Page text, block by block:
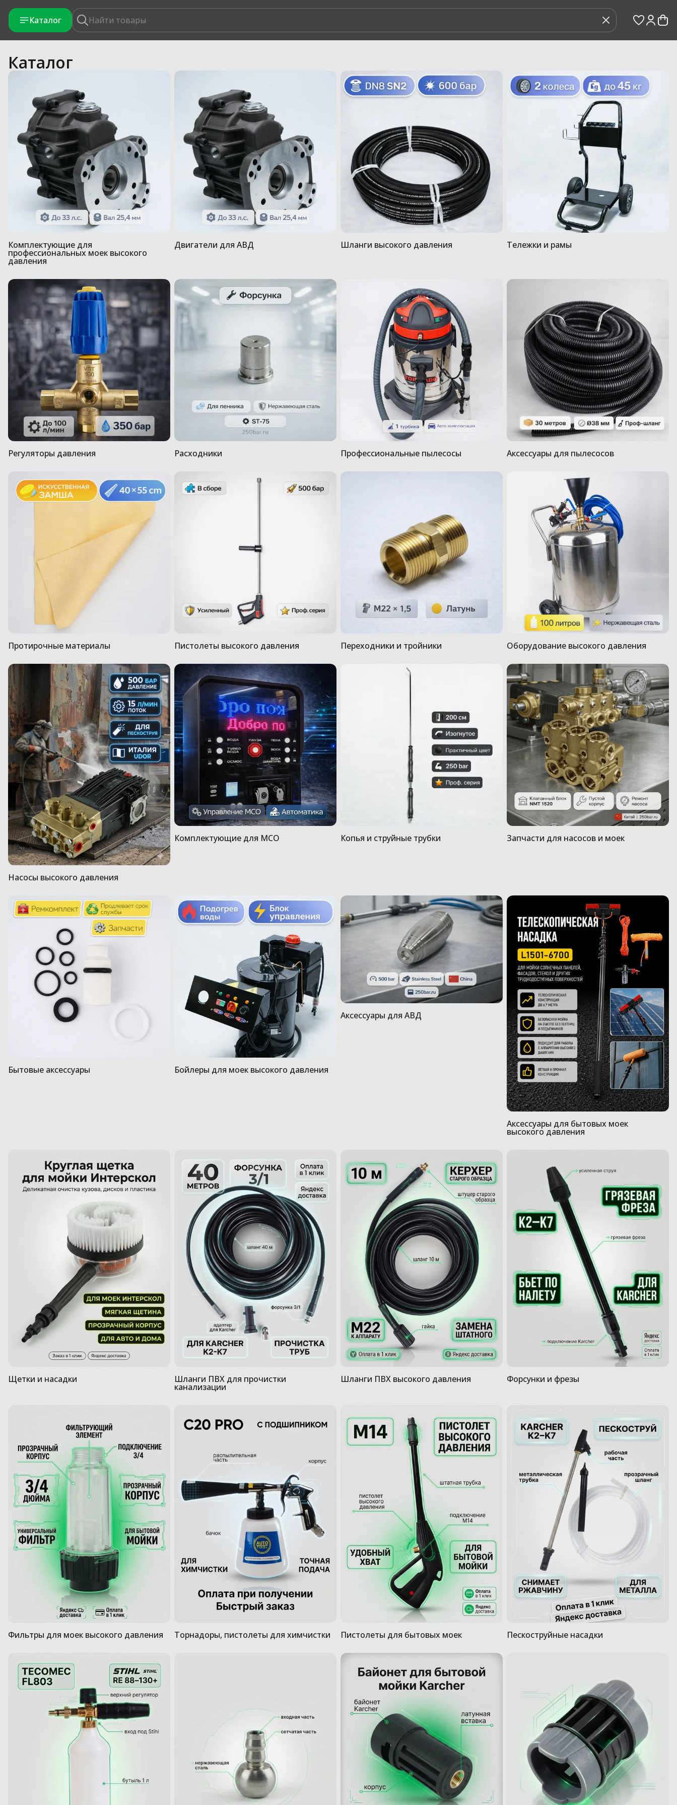
Каталог
Каталог
Комплектующие для
профессиональных моек высокого
давления
Двигатели для АВД Шланги высокого давления Тележки и рамы
Регуляторы давления Расходники Профессиональные пылесосы Аксессуары для пылесосов
Протирочные материалы Пистолеты высокого давления Переходники и тройники Оборудование высокого давления
Насосы высокого давления
Комплектующие для МСО Копья и струйные трубки Запчасти для насосов и моек
Бытовые аксессуары Бойлеры для моек высокого давления
Аксессуары для АВД
Аксессуары для бытовых моек
высокого давления
Щетки и насадки Шланги ПВХ для прочистки
канализации
Шланги ПВХ высокого давления Форсунки и фрезы
Фильтры для моек высокого давления Торнадоры, пистолеты для химчистки Пистолеты для бытовых моек Пескоструйные насадки